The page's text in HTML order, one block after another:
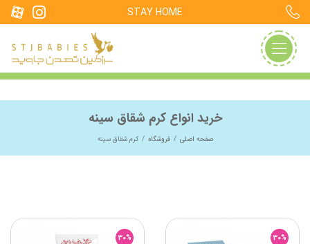
STAY HOME
خرید انواع کرم شقاق سینه
صفحه اصلی فروشگاه کرم شقاق سینه
30%
30%